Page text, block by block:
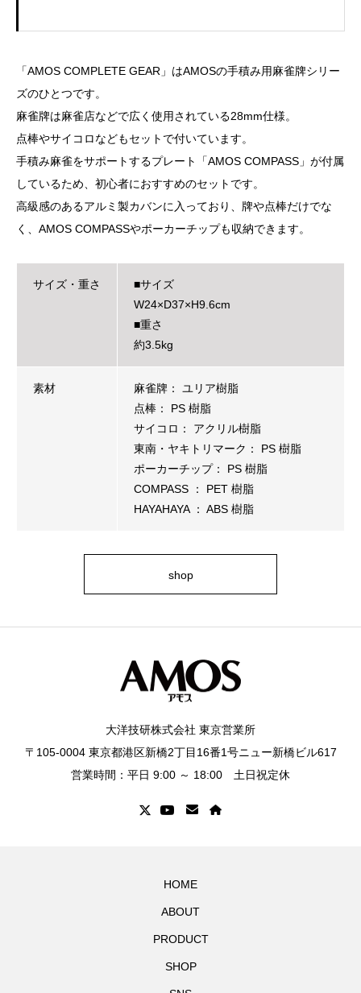
「AMOS COMPLETE GEAR」はAMOSの手積み用麻雀牌シリー
ズのひとつです。
麻雀牌は麻雀店などで広く使用されている28mm仕様。
点棒やサイコロなどもセットで付いています。
手積み麻雀をサポートするプレート「AMOS COMPASS」が付属
しているため、初心者におすすめのセットです。
高級感のあるアルミ製カバンに入っており、牌や点棒だけでな
く、AMOS COMPASSやポーカーチップも収納できます。
サイズ・重さ
■サイズ
W24×D37×H9.6cm
■重さ
約3.5kg
素材
麻雀牌： ユリア樹脂
点棒： PS 樹脂
サイコロ： アクリル樹脂
東南・ヤキトリマーク： PS 樹脂
ポーカーチップ： PS 樹脂
COMPASS ： PET 樹脂
HAYAHAYA ： ABS 樹脂
shop
大洋技研株式会社 東京営業所
〒105-0004 東京都港区新橋2丁目16番1号ニュー新橋ビル617
営業時間：平日 9:00 ～ 18:00 土日祝定休
HOME
ABOUT
PRODUCT
SHOP